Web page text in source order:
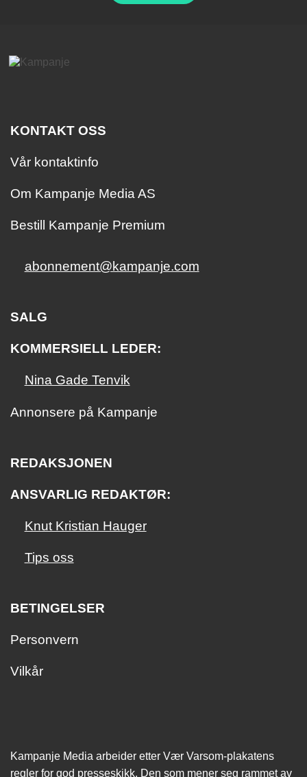
KONTAKT OSS
Vår kontaktinfo
Om Kampanje Media AS
Bestill Kampanje Premium
abonnement@kampanje.com
SALG
KOMMERSIELL LEDER:
Nina Gade Tenvik
Annonsere på Kampanje
REDAKSJONEN
ANSVARLIG REDAKTØR:
Knut Kristian Hauger
Tips oss
BETINGELSER
Personvern
Vilkår
Kampanje Media arbeider etter Vær Varsom-plakatens
regler for god presseskikk. Den som mener seg rammet av